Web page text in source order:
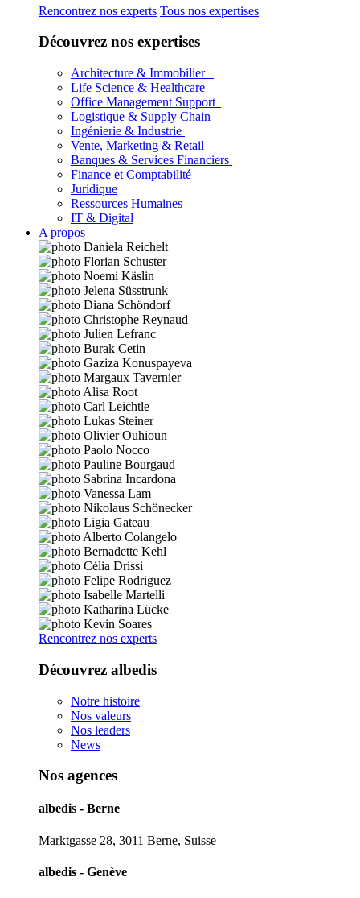
Rencontrez nos experts Tous nos expertises
Découvrez nos expertises
Architecture & Immobilier
Life Science & Healthcare
Office Management Support
Logistique & Supply Chain
Ingénierie & Industrie
Vente, Marketing & Retail
Banques & Services Financiers
Finance et Comptabilité
Juridique
Ressources Humaines
IT & Digital
A propos
Rencontrez nos experts
Découvrez albedis
Notre histoire
Nos valeurs
Nos leaders
News
Nos agences
albedis - Berne
Marktgasse 28, 3011 Berne, Suisse
albedis - Genève